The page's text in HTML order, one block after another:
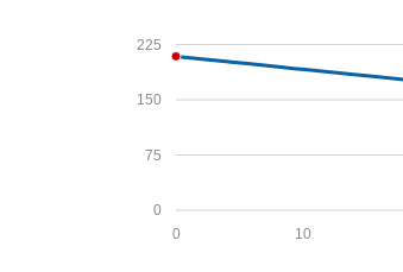
0
75
150
225
10
0